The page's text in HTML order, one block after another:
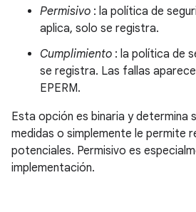
Permisivo : la política de
aplica, solo se registra.
Cumplimiento : la política de
se registra. Las fallas
EPERM.
Esta opción es binaria y determina
medidas o simplemente le permite
potenciales. Permisivo es
implementación.